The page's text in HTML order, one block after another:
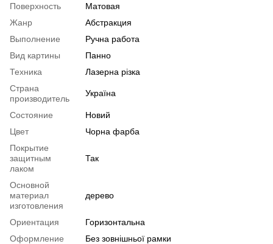
Поверхность
Матовая
Жанр
Абстракция
Выполнение
Ручна работа
Вид картины
Панно
Техника
Лазерна різка
Страна
производитель
Україна
Состояние
Новий
Цвет
Чорна фарба
Покрытие
защитным
лаком
Так
Основной
материал
изготовления
дерево
Ориентация
Горизонтальна
Оформление
Без зовнішньої рамки